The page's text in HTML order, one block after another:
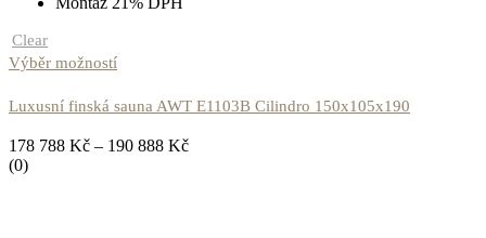
Clear
Výběr možností
Luxusní finská sauna AWT E1103B Cilindro 150x105x190
178 788 Kč – 190 888 Kč
(0)